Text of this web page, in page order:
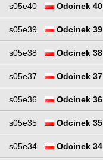
s05e40 Odcinek 40
s05e39 Odcinek 39
s05e38 Odcinek 38
s05e37 Odcinek 37
s05e36 Odcinek 36
s05e35 Odcinek 35
s05e34 Odcinek 34